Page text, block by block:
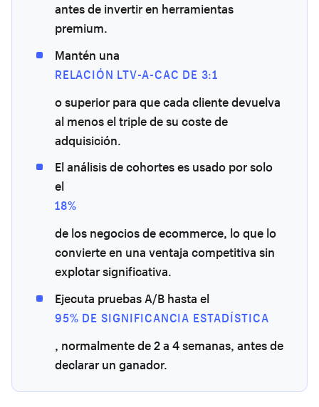
antes de invertir en herramientas
premium.
Mantén una
RELACIÓN LTV-A-CAC DE 3:1
o superior para que cada cliente devuelva
al menos el triple de su coste de
adquisición.
El análisis de cohortes es usado por solo
el
18%
de los negocios de ecommerce, lo que lo
convierte en una ventaja competitiva sin
explotar significativa.
Ejecuta pruebas A/B hasta el
95% DE SIGNIFICANCIA ESTADÍSTICA
, normalmente de 2 a 4 semanas, antes de
declarar un ganador.